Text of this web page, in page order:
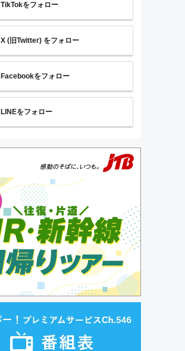
TikTokをフォロー
X (旧Twitter) をフォロー
Facebookをフォロー
LINEをフォロー